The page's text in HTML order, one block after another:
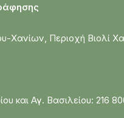
Χανίων, Περιοχή Βιολί
και Αγ. Βασιλείου: 216